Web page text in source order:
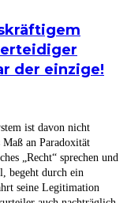
der einzige!
ist davon nicht
an Paradoxität
„Recht“ sprechen und
begeht durch ein
seine Legitimation